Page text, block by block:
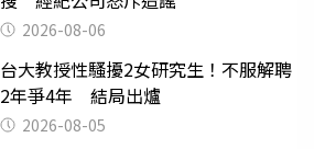
2026-08-06
台大教授性騷擾2女研究生！不服解聘
2年爭4年 結局出爐
2026-08-05